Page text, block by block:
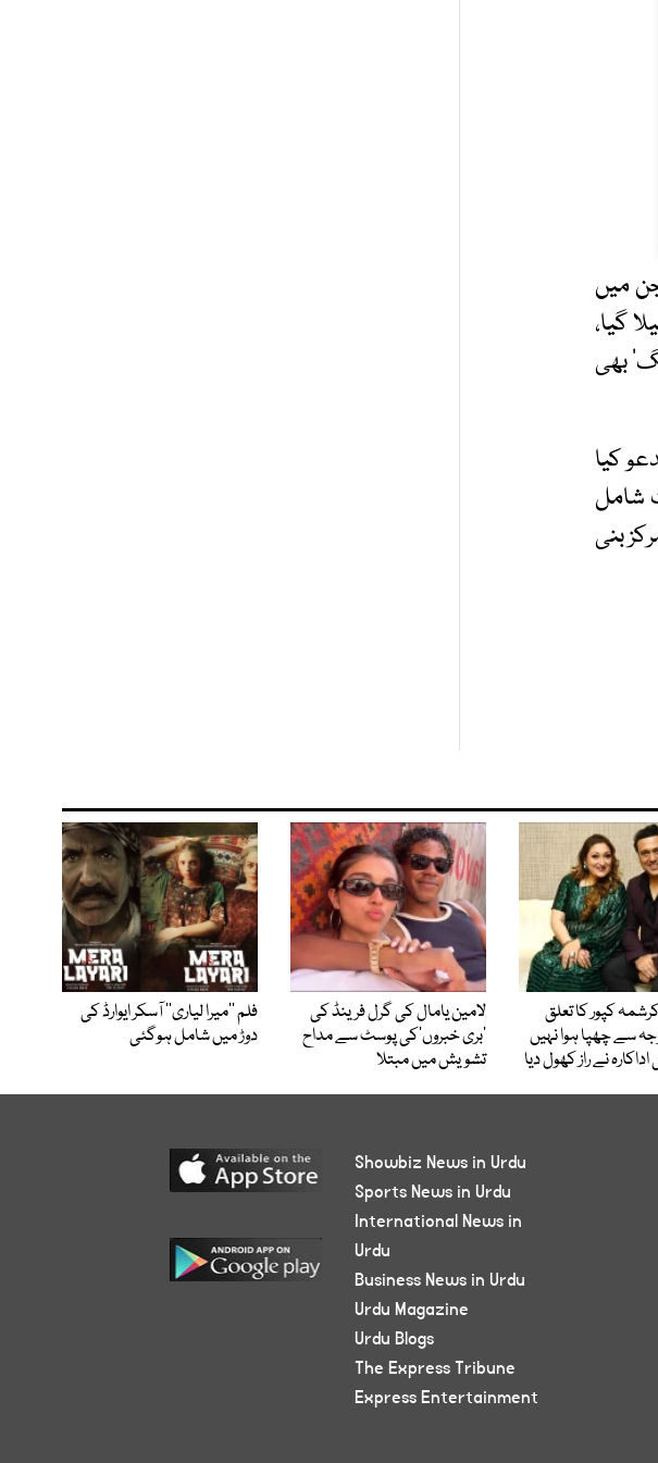
میں
گیا،
بھی
100 مہمانوں کو مدعو کیا
شامل
بنی
کرشمہ کپور کا تعلق
سے چھپا ہوا نہیں
نے راز کھول دیا
لامین یامال کی گرل فرینڈ کی
’بری خبروں‘کی پوسٹ سے مداح
تشویش میں مبتلا
فلم ’’میرا لیاری‘‘ آسکر ایوارڈ کی
دوڑ میں شامل ہوگئی
Showbiz News in Urdu
Sports News in Urdu
International News in
Urdu
Business News in Urdu
Urdu Magazine
Urdu Blogs
The Express Tribune
Express Entertainment